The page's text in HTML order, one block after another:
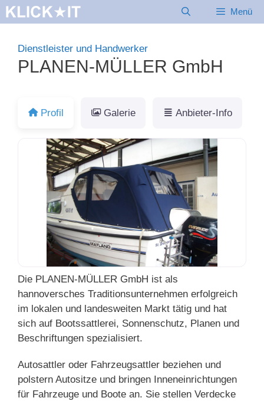
Zum
Inhalt
Menü
Dienstleister und Handwerker
PLANEN-MÜLLER GmbH
Profil Galerie Anbieter-Info
Die PLANEN-MÜLLER GmbH ist als
hannoversches Traditionsunternehmen erfolgreich
im lokalen und landesweiten Markt tätig und hat
sich auf Bootssattlerei, Sonnenschutz, Planen und
Beschriftungen spezialisiert.
Autosattler oder Fahrzeugsattler beziehen und
polstern Autositze und bringen Inneneinrichtungen
für Fahrzeuge und Boote an. Sie stellen Verdecke